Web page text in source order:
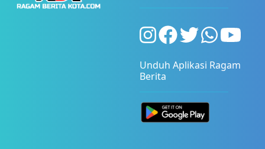
Unduh Aplikasi Ragam
Berita